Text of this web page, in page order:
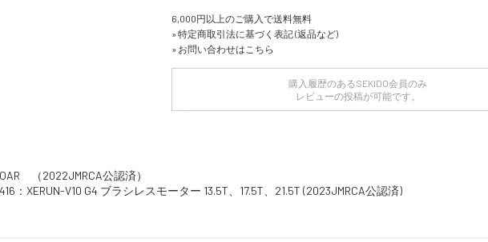
6,000円以上のご購入で送料無料
» 特定商取引法に基づく表記 (返品など)
» お問い合わせはこちら
購入履歴のあるSEKIDO会員のみ
レビューの投稿が可能です。
（2022JMRCA公認済）
V10 G4 ブラシレスモーター 13.5T、17.5T、21.5T (2023JMRCA公認済)